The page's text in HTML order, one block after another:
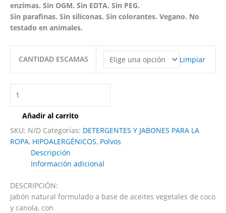
enzimas. Sin OGM. Sin EDTA. Sin PEG.
Sin parafinas. Sin siliconas. Sin colorantes. Vegano. No
testado en animales.
CANTIDAD ESCAMAS Limpiar
Añadir al carrito
SKU: N/D Categorías: DETERGENTES Y JABONES PARA LA
ROPA, HIPOALERGÉNICOS, Polvos
Descripción
Información adicional
DESCRIPCIÓN:
Jabón natural formulado a base de aceites vegetales de coco
y canola, con